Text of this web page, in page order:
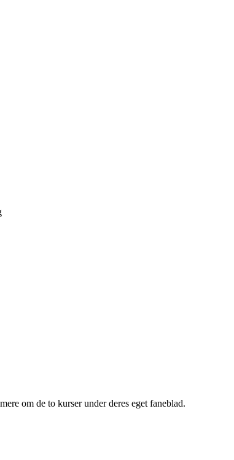
om de to kurser under deres eget faneblad.